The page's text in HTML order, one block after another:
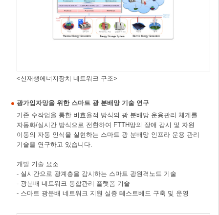
<신재생에너지장치 네트워크 구조>
광가입자망을 위한 스마트 광 분배망 기술 연구
기존 수작업을 통한 비효율적 방식의 광 분배망 운용관리 체계를
자동화/실시간 방식으로 전환하여 FTTH망의 장애 감시 및 자원
이동의 자동 인식을 실현하는 스마트 광 분배망 인프라 운용 관리
기술을 연구하고 있습니다.
개발 기술 요소
- 실시간으로 광계층을 감시하는 스마트 광원격노드 기술
- 광분배 네트워크 통합관리 플랫폼 기술
- 스마트 광분배 네트워크 지원 실증 테스트베드 구축 및 운영